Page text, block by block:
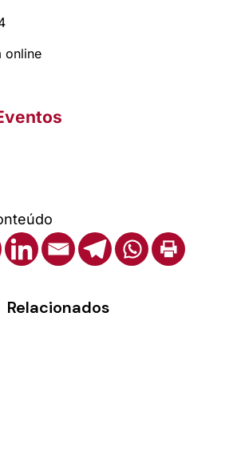
online
Relacionados